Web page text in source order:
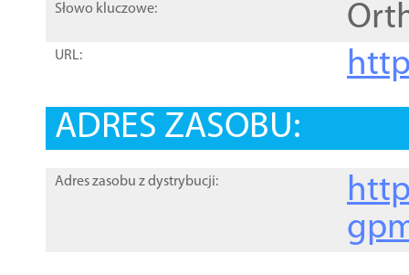
Słowo kluczowe:
URL:
ADRES ZASOBU:
Adres zasobu z dystrybucji: